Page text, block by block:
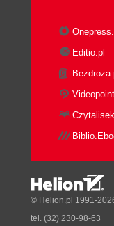
Editio.pl
© Helion.pl 1991-
tel. (32) 230-98-63